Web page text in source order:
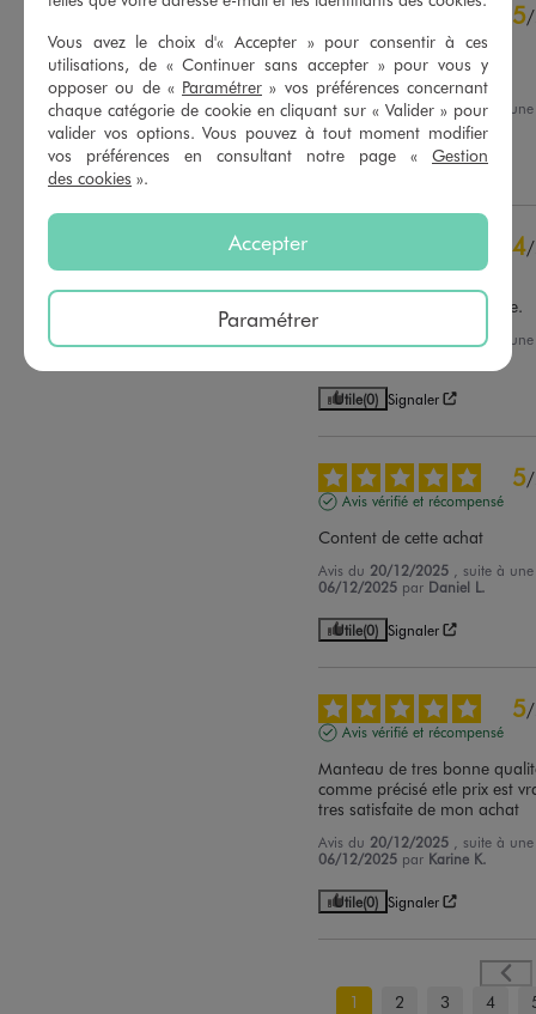
3étoiles
0
2étoiles
0
1étoile 0
Trier les avis
5/
Avis vérifié et récompensé
Très bien
Avis du 17/01/2026 , suite à
13/12/2025
par Lou B.
Utile(0) Signaler
4/
Avis vérifié et récompensé
Blouson de matière chaude.
, suite à
Utile(0) Signaler
5/
Avis vérifié et récompensé
Content de cette achat
Avis du 20/12/2025
, suite à
06/12/2025 par Daniel L.
Utile(0) Signaler
5/
Avis vérifié et récompensé
Manteau de tres bonne
comme précisé etle prix est
tres satisfaite de mon achat
Avis du 20/12/2025
, suite à
06/12/2025 par Karine K.
Utile(0) Signaler
1 2 3 4
Vous avez le choix d'« Accepter » pour consentir à ces
utilisations, de « Continuer sans accepter » pour vous y
opposer ou de « Paramétrer » vos préférences concernant
chaque catégorie de cookie en cliquant sur « Valider » pour
valider vos options. Vous pouvez à tout moment modifier
vos préférences en consultant notre page « Gestion
des cookies ».
Accepter
Paramétrer